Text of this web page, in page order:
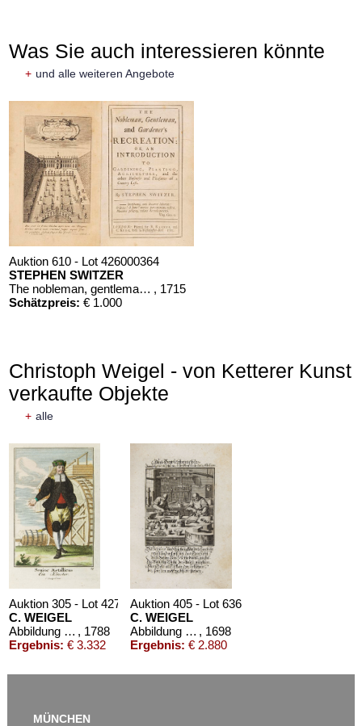
Was Sie auch interessieren könnte
+ und alle weiteren Angebote
Auktion 610 - Lot 426000364
STEPHEN SWITZER
The nobleman, gentleman, and gardener’s recreation , 1715
Schätzpreis: € 1.000
Christoph Weigel - von Ketterer Kunst
verkaufte Objekte
+ alle
Auktion 305 - Lot 427
C. WEIGEL
Abbildung aller Berg- und Hütten-Beamten. 1788. , 1788
Ergebnis: € 3.332
Auktion 405 - Lot 636
C. WEIGEL
Abbildung der gemein-nützlichen Haupt-Stände. 1698 , 1698
Ergebnis: € 2.880
MÜNCHEN